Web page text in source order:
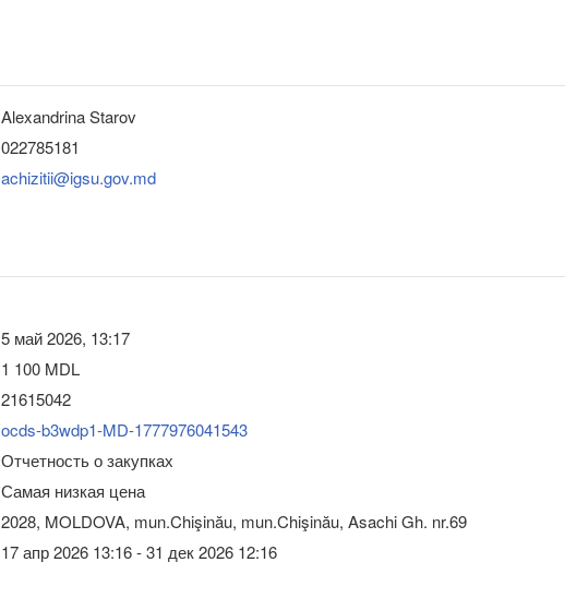
Alexandrina Starov
022785181
achizitii@igsu.gov.md
5 май 2026, 13:17
1 100 MDL
21615042
ocds-b3wdp1-MD-1777976041543
Отчетность о закупках
Самая низкая цена
2028, MOLDOVA, mun.Chişinău, mun.Chişinău, Asachi Gh. nr.69
17 апр 2026 13:16 - 31 дек 2026 12:16